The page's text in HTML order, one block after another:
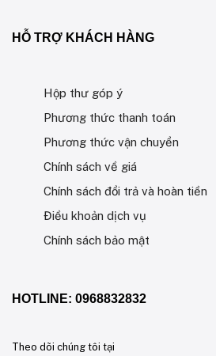
HỖ TRỢ KHÁCH HÀNG
Hộp thư góp ý
Phương thức thanh toán
Phương thức vận chuyển
Chính sách về giá
Chính sách đổi trả và hoàn tiền
Điều khoản dịch vụ
Chính sách bảo mật
HOTLINE: 0968832832
Theo dõi chúng tôi tại